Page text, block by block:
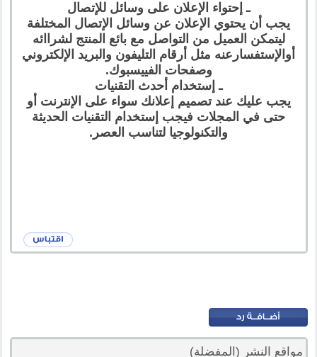
ـ إحتواء الإعلان على وسائل للإتصال
يجب أن يحتوي الإعلان عن وسائل الإتصال المختلفة
ليتمكن العميل من التواصل مع بائع المنتج لشراائه
أوالإستفسارعنه مثل أرقام التليفون والبريد الإلكتروني
وصفحات الفييسبوك.
ـ إستخدام أحدث التقنيات
يجب عليك عند تصميم إعلانك سواء على الإنترنت أو
حتى في المجلات فيجب إستخدام التقنيات الحديثة
والتكنولوجيا لتناسب العصر.
مواقع النشر (المفضلة)